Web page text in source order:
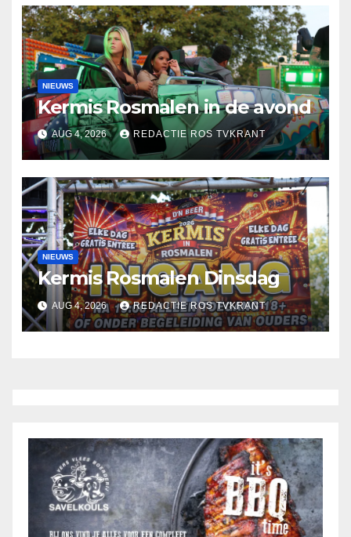
NIEUWS
Kermis Rosmalen in de avond
AUG 4, 2026 REDACTIE ROS TVKRANT
NIEUWS
Kermis Rosmalen Dinsdag
AUG 4, 2026 REDACTIE ROS TVKRANT